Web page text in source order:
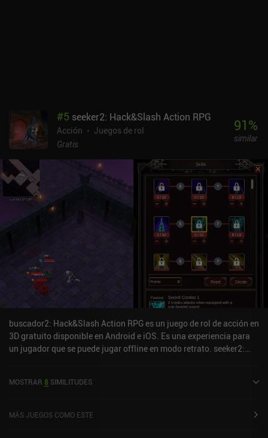
#5 seeker2: Hack&Slash Action RPG
Acción
Juegos de rol
Gratis
91%
similar
buscador2: Hack&Slash Action RPG es un juego de rol de acción en
3D gratuito disponible en Android e iOS. Es una experiencia para
un jugador que se puede jugar offline en modo retrato. seeker2:
sobre 5,0 en la App Store de iOS.
MOSTRAR 8 SIMILITUDES
MÁS JUEGOS COMO ESTE